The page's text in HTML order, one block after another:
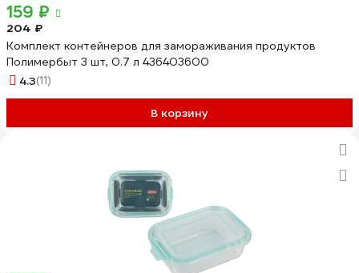
159 ₽
204 ₽
Комплект контейнеров для замораживания продуктов
Полимербыт 3 шт, 0.7 л 436403600
4.3(11)
В корзину